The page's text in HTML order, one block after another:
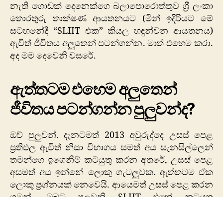
නැති ගොඩක් දෙනෙක්ගෙ බලාපොරොත්තුව ශ්‍රී ලංකා
තොරතුරු තාක්ෂණ ආයතනයට (මින් ඉදිරියට මේ
සටහනේදී “SLIIT එක” කියල හඳුන්වන ආයතනය)
ඇවිත් ජීවිතය අලුතෙන් පටන්ගන්න. මාත් එහෙම කරා.
අද මම දෙවෙනි වසරේ.
ඇත්තටම එහෙම අලුතෙන්
ජීවිතය පටන්ගන්න පුලුවන්ද?
ඔව් පුලුවන්. දැනටමත් 2013 අවුරුද්දෙ උසස් පෙළ
ප්‍රතිඵල ඇවිත් නිසා විභාගය සමත් අය සැනසිල්ලෙන්
තමන්ගෙ ඉගෙනීම් කටයුතු කරන අතරේ, උසස් පෙළ
අසමත් අය ඉන්නේ ලොකු ගැටලුවක. ඇත්තටම ඒක
ලොකු ප්‍රශ්නයක් නෙවෙයි. ආයෙමත් උසස් පෙළ කරන